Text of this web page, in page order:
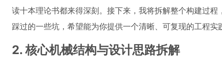
读十本理论书都来得深刻。接下来，我将拆解整个构建过
踩过的一些坑，希望能为你提供一个清晰、可复现的工程实
2. 核心机械结构与设计思路拆解